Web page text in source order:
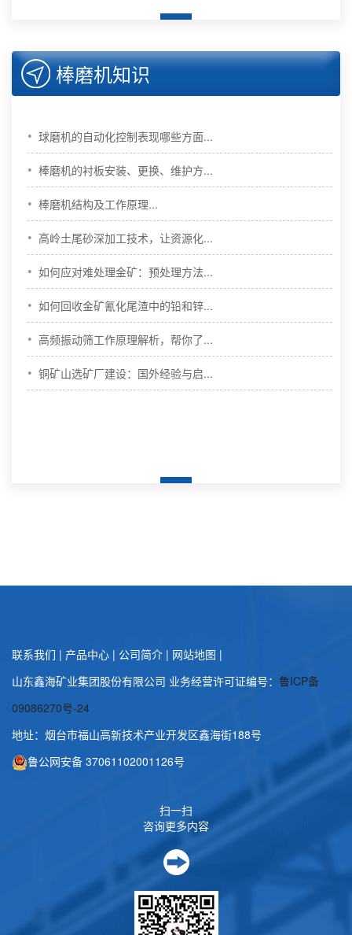
棒磨机知识
• 球磨机的自动化控制表现哪些方面...
• 棒磨机的衬板安装、更换、维护方...
• 棒磨机结构及工作原理...
• 高岭土尾砂深加工技术，让资源化...
• 如何应对难处理金矿：预处理方法...
• 如何回收金矿氰化尾渣中的铅和锌...
• 高频振动筛工作原理解析，帮你了...
• 铜矿山选矿厂建设：国外经验与启...
联系我们 | 产品中心 | 公司简介 | 网站地图 |
山东鑫海矿业集团股份有限公司 业务经营许可证编号： 鲁ICP备
09086270号-24
地址：烟台市福山高新技术产业开发区鑫海街188号
鲁公网安备 37061102001126号
扫一扫
咨询更多内容